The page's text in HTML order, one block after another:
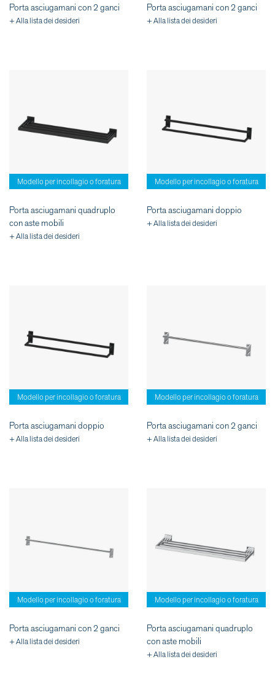
Porta asciugamani con 2 ganci
+ Alla lista dei desideri
Porta asciugamani con 2 ganci
+ Alla lista dei desideri
Modello per incollagio o foratura
Porta asciugamani quadruplo
con aste mobili
+ Alla lista dei desideri
Modello per incollagio o foratura
Porta asciugamani doppio
+ Alla lista dei desideri
Modello per incollagio o foratura
Porta asciugamani doppio
+ Alla lista dei desideri
Modello per incollagio o foratura
Porta asciugamani con 2 ganci
+ Alla lista dei desideri
Modello per incollagio o foratura
Porta asciugamani con 2 ganci
+ Alla lista dei desideri
Modello per incollagio o foratura
Porta asciugamani quadruplo
con aste mobili
+ Alla lista dei desideri